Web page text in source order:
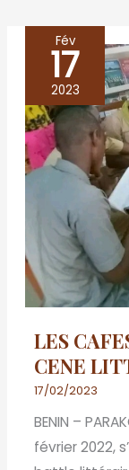
Fév
17
2023
LES
CENE
17/02/2023
BENIN –
février 2022,
CAFES
LITTERAIRES
DE
LA
LITTERAIRE
BENIN